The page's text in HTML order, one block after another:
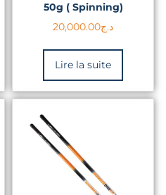
50g ( Spinning)
د.ج20,000.00
Lire la suite